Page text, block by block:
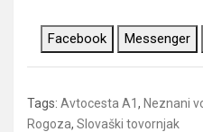
Facebook Messenger
Tags: Avtocesta A1 , Neznani
Rogoza, Slovaški tovornjak